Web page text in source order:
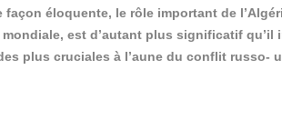
éloquente, le rôle important de
est d’autant plus significatif qu’il
plus cruciales à l’aune du conflit russo-